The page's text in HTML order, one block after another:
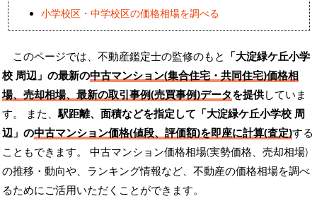
小学校区・中学校区の価格相場を調べる
このページでは、不動産鑑定士の監修のもと 「大淀緑ケ丘小学
校 周辺」の最新の中古マンション(集合住宅・共同住宅)価格相
場、売却相場、最新の取引事例(売買事例)データを提供していま
す。 また、駅距離、面積などを指定して「大淀緑ケ丘小学校 周
辺」の中古マンション価格(値段、評価額)を即座に計算(査定)する
こともできます。 中古マンション価格相場(実勢価格、売却相場)
の推移・動向や、ランキング情報など、不動産の価格相場を調べ
るためにご活用いただくことができます。